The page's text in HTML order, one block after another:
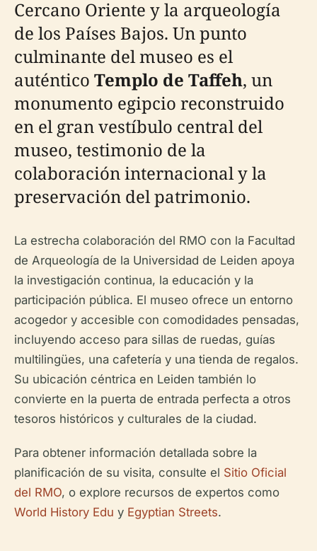
Cercano Oriente y la arqueología
de los Países Bajos. Un punto
culminante del museo es el
auténtico Templo de Taffeh, un
monumento egipcio reconstruido
en el gran vestíbulo central del
museo, testimonio de la
colaboración internacional y la
preservación del patrimonio.
La estrecha colaboración del RMO con la Facultad
de Arqueología de la Universidad de Leiden apoya
la investigación continua, la educación y la
participación pública. El museo ofrece un entorno
acogedor y accesible con comodidades pensadas,
incluyendo acceso para sillas de ruedas, guías
multilingües, una cafetería y una tienda de regalos.
Su ubicación céntrica en Leiden también lo
convierte en la puerta de entrada perfecta a otros
tesoros históricos y culturales de la ciudad.
Para obtener información detallada sobre la
planificación de su visita, consulte el Sitio Oficial
del RMO, o explore recursos de expertos como
World History Edu y Egyptian Streets.